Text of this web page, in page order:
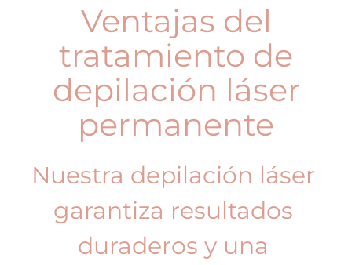
Ventajas del
tratamiento de
depilación láser
permanente
Nuestra depilación láser
garantiza resultados
duraderos y una